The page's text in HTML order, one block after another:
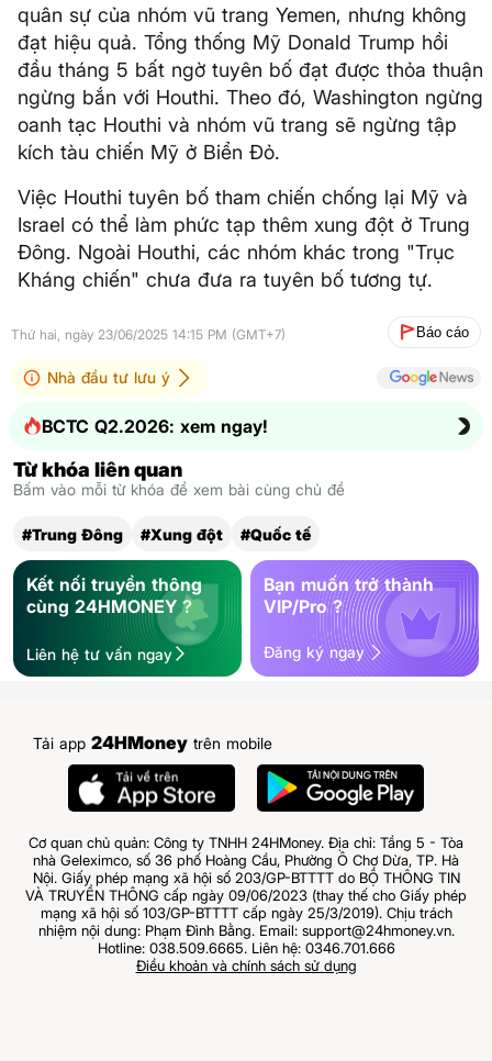
quân sự của nhóm vũ trang Yemen, nhưng không
đạt hiệu quả. Tổng thống Mỹ Donald Trump hồi
đầu tháng 5 bất ngờ tuyên bố đạt được thỏa thuận
ngừng bắn với Houthi. Theo đó, Washington ngừng
oanh tạc Houthi và nhóm vũ trang sẽ ngừng tập
kích tàu chiến Mỹ ở Biển Đỏ.
Việc Houthi tuyên bố tham chiến chống lại Mỹ và
Israel có thể làm phức tạp thêm xung đột ở Trung
Đông. Ngoài Houthi, các nhóm khác trong "Trục
Kháng chiến" chưa đưa ra tuyên bố tương tự.
Thứ hai, ngày 23/06/2025 14:15 PM (GMT+7) Báo cáo
Nhà đầu tư lưu ý
BCTC Q2.2026: xem ngay!
Từ khóa liên quan
Bấm vào mỗi từ khóa để xem bài cùng chủ đề
#Trung Đông #Xung đột #Quốc tế
Kết nối truyền thông
cùng 24HMONEY ?
Liên hệ tư vấn ngay
Bạn muốn trở thành
VIP/Pro ?
Đăng ký ngay
Tải app 24HMoney trên mobile
Cơ quan chủ quản: Công ty TNHH 24HMoney. Địa chỉ: Tầng 5 - Tòa
nhà Geleximco, số 36 phố Hoàng Cầu, Phường Ô Chợ Dừa, TP. Hà
Nội. Giấy phép mạng xã hội số 203/GP-BTTTT do BỘ THÔNG TIN
VÀ TRUYỀN THÔNG cấp ngày 09/06/2023 (thay thế cho Giấy phép
mạng xã hội số 103/GP-BTTTT cấp ngày 25/3/2019). Chịu trách
nhiệm nội dung: Phạm Đình Bằng. Email: support@24hmoney.vn.
Hotline: 038.509.6665. Liên hệ: 0346.701.666
Điều khoản và chính sách sử dụng